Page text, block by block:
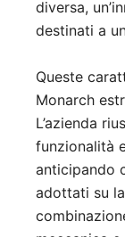
diversa,
destinati a
Queste
Monarch
L’azienda
funzionalità
anticipando
adottati su